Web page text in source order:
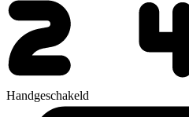
Handgeschakeld